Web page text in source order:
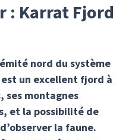
: Karrat Fjord
nord du système
un excellent fjord à
ses montagnes
et la possibilité de
la faune.